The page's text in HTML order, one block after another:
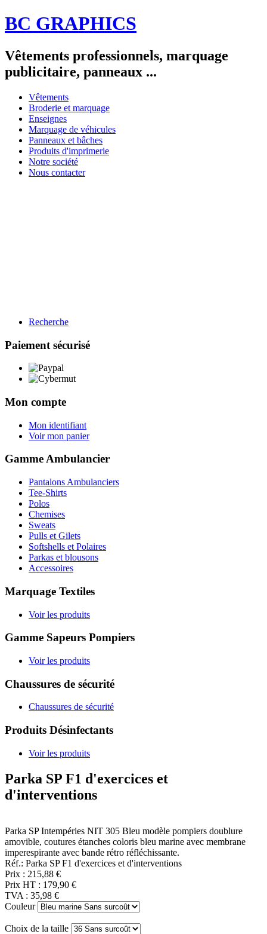
BC GRAPHICS
Vêtements professionnels, marquage
publicitaire, panneaux ...
Vêtements
Broderie et marquage
Enseignes
Marquage de véhicules
Panneaux et bâches
Produits d'imprimerie
Notre société
Nous contacter
Restauration BTP
Recherche
Paiement sécurisé
Mon compte
Mon identifiant
Voir mon panier
Gamme Ambulancier
Pantalons Ambulanciers
Tee-Shirts
Polos
Chemises
Sweats
Pulls et Gilets
Softshells et Polaires
Parkas et blousons
Accessoires
Marquage Textiles
Voir les produits
Gamme Sapeurs Pompiers
Voir les produits
Chaussures de sécurité
Chaussures de sécurité
Produits Désinfectants
Voir les produits
Parka SP F1 d'exercices et
d'interventions
Parka SP Intempéries NIT 305 Bleu modèle pompiers doublure
amovible, coutures étanches coloris bleu marine avec membrane
imperespirante avec bande rétro réfléchissante.
Réf.: Parka SP F1 d'exercices et d'interventions
Prix : 215,88 €
Prix HT : 179,90 €
TVA : 35,98 €
Couleur
Choix de la taille